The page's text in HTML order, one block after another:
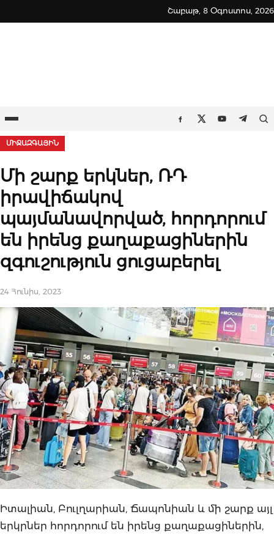
to
Շաբաթ, 8 Օգոստոս, 2026
Ընտրացանկ Facebook
TwitterYoutube
ՄԻՋԱԶԳԱՅԻՆ
Մի շարք երկներ, ՌԴ
իրավիճակով
պայմանավորված, հորդորում
են իրենց քաղաքացիներին
զգուշություն ցուցաբերել
24 Հունիս, 2023
Իտալիան, Բուլղարիան, Ճապոնիան և մի շարք այլ
երկրներ հորդորում են իրենց քաղաքացիներին,